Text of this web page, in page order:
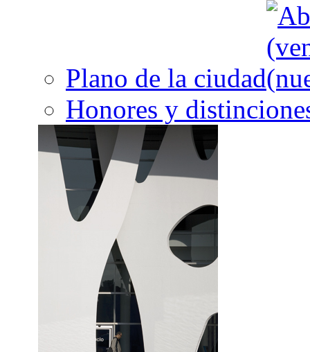
Plano de la ciudad
Honores y